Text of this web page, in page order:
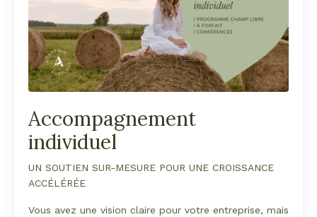
Accompagnement
individuel
UN SOUTIEN SUR-MESURE POUR UNE CROISSANCE
ACCÉLÉRÉE
Vous avez une vision claire pour votre entreprise, mais